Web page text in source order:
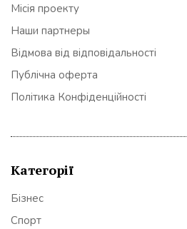
Місія проекту
Наши партнеры
Відмова від відповідальності
Публічна оферта
Політика Конфіденційності
Категорії
Бізнес
Спорт